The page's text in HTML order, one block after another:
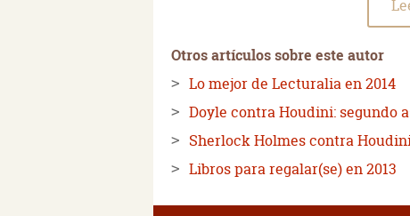
Otros artículos sobre este autor
Lo mejor de Lecturalia en 2014
Doyle contra Houdini: segundo
Sherlock Holmes contra
Libros para regalar(se) en 2013